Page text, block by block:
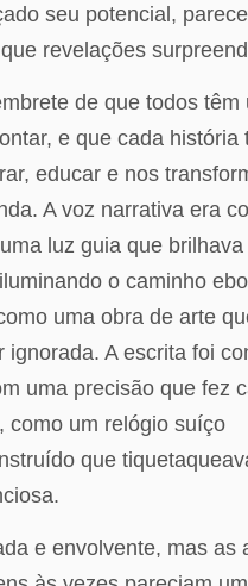
seu potencial,
revelações
de que todos têm
e que cada história
educar e nos
A voz narrativa era
luz guia que
o caminho
uma obra de arte
ignorada. A escrita foi
uma precisão que fez
como um relógio suíço
que
e envolvente, mas as